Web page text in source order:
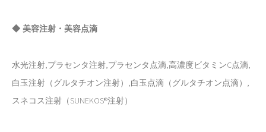
◆ 美容注射・美容点滴
水光注射,プラセンタ注射,プラセンタ点滴,高濃度ビタミンC点滴,
白玉注射（グルタチオン注射）,白玉点滴（グルタチオン点滴）,
スネコス注射（SUNEKOS®注射）